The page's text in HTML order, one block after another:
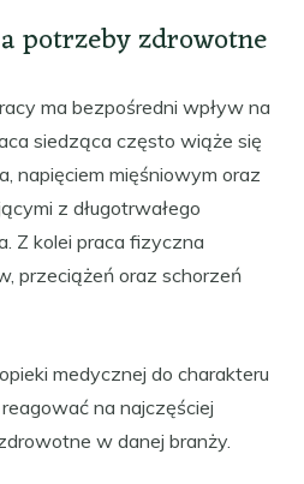
potrzeby zdrowotne
ma bezpośredni wpływ na
siedząca często wiąże się
napięciem mięśniowym oraz
z długotrwałego
Z kolei praca fizyczna
przeciążeń oraz schorzeń
medycznej do charakteru
na najczęściej
w danej branży.